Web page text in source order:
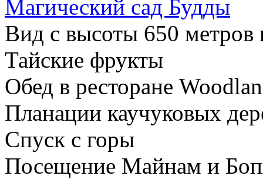
Магический сад Будды
Вид с высоты 650
Тайские фрукты
Обед в ресторане
Планации каучуковых
Спуск с горы
Посещение Майнам и